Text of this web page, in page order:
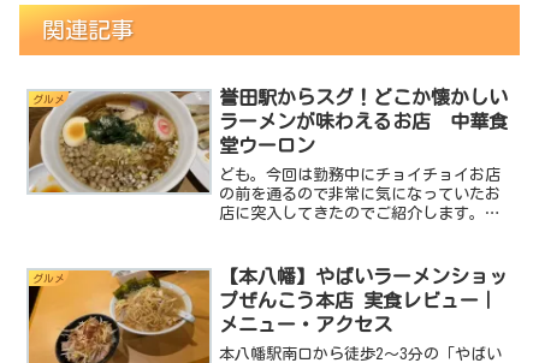
関連記事
グルメ
誉田駅からスグ！どこか懐かしい
ラーメンが味わえるお店 中華食
堂ウーロン
ども。今回は勤務中にチョイチョイお店
の前を通るので非常に気になっていたお
店に突入してきたのでご紹介します。そ
どうです？なんか素敵な感じでしょ？住
宅の１階部分を店舗にした...
グルメ
【本八幡】やばいラーメンショッ
プぜんこう本店 実食レビュー｜
メニュー・アクセス
本八幡駅南口から徒歩2〜3分の「やばい